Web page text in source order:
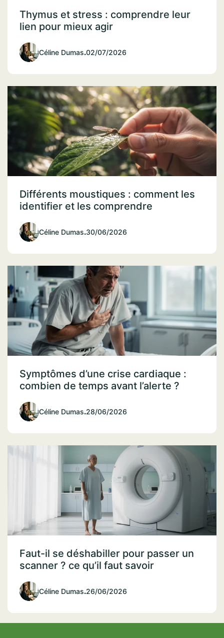
Thymus et stress : comprendre leur
lien pour mieux agir
Céline Dumas.02/07/2026
Différents moustiques : comment les
identifier et les comprendre
Céline Dumas.30/06/2026
Symptômes d’une crise cardiaque :
combien de temps avant l’alerte ?
Céline Dumas.28/06/2026
Faut-il se déshabiller pour passer un
scanner ? ce qu’il faut savoir
Céline Dumas.26/06/2026